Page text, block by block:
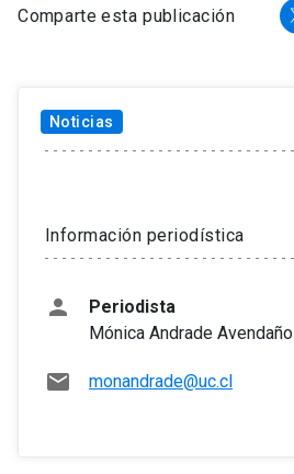
Comparte esta publicación
Tema
Noticias
Información periodística
person
Periodista
Mónica Andrade Avendaño
mail monandrade@uc.cl